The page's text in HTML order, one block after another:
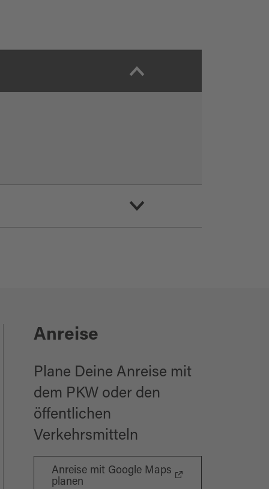
Anreise
Plane Deine Anreise mit
dem PKW oder den
öffentlichen
Verkehrsmitteln
Anreise mit Google Maps
planen